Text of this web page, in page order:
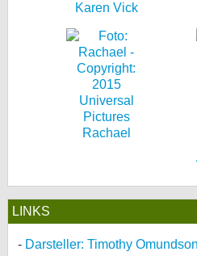
Karen Vick
Rachael
LINKS
Darsteller: Timothy Omundson